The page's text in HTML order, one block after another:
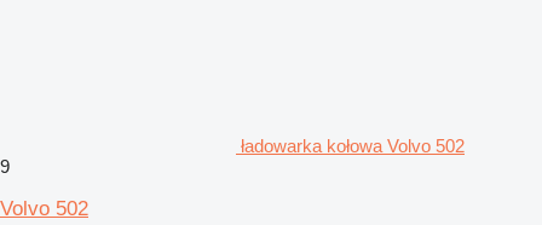
ładowarka kołowa Volvo 502
9
Volvo 502